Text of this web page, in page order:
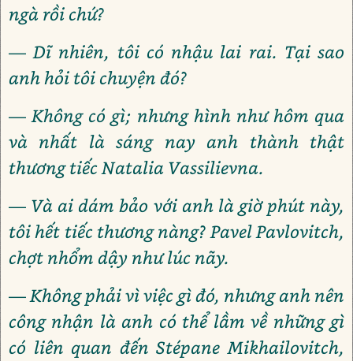
ngà rồi chứ?
— Dĩ nhiên, tôi có nhậu lai rai. Tại sao
anh hỏi tôi chuyện đó?
— Không có gì; nhưng hình như hôm qua
và nhất là sáng nay anh thành thật
thương tiếc Natalia Vassilievna.
— Và ai dám bảo với anh là giờ phút này,
tôi hết tiếc thương nàng? Pavel Pavlovitch,
chợt nhổm dậy như lúc nãy.
— Không phải vì việc gì đó, nhưng anh nên
công nhận là anh có thể lầm về những gì
có liên quan đến Stépane Mikhailovitch,